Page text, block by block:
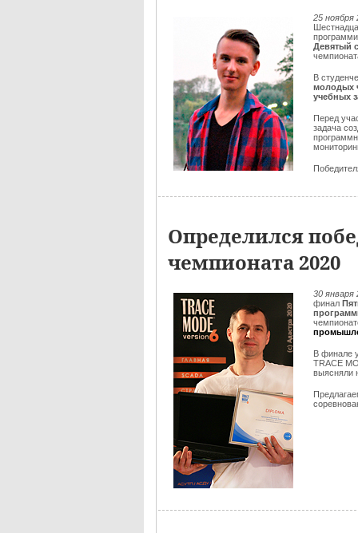
25 ноября
Девятый
В
молодых
учебных
Перед
задача
Определился
чемпионата 2020
30 января
финал
В финале
TRACE
выясняли